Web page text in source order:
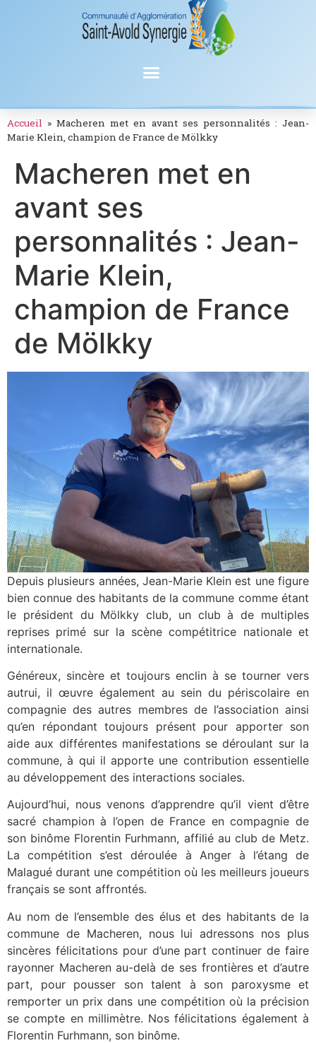
Accueil »Macheren met en avant ses personnalités : Jean-
Marie Klein, champion de France de Mölkky
Macheren met en
avant ses
personnalités : Jean-
Marie Klein,
champion de France
de Mölkky
Depuis plusieurs années, Jean-Marie Klein est une figure
bien connue des habitants de la commune comme étant
le président du Mölkky club, un club à de multiples
reprises primé sur la scène compétitrice nationale et
internationale.
Généreux, sincère et toujours enclin à se tourner vers
autrui, il œuvre également au sein du périscolaire en
compagnie des autres membres de l’association ainsi
qu’en répondant toujours présent pour apporter son
aide aux différentes manifestations se déroulant sur la
commune, à qui il apporte une contribution essentielle
au développement des interactions sociales.
Aujourd’hui, nous venons d’apprendre qu’il vient d’être
sacré champion à l’open de France en compagnie de
son binôme Florentin Furhmann, affilié au club de Metz.
La compétition s’est déroulée à Anger à l’étang de
Malagué durant une compétition où les meilleurs joueurs
français se sont affrontés.
Au nom de l’ensemble des élus et des habitants de la
commune de Macheren, nous lui adressons nos plus
sincères félicitations pour d’une part continuer de faire
rayonner Macheren au-delà de ses frontières et d’autre
part, pour pousser son talent à son paroxysme et
remporter un prix dans une compétition où la précision
se compte en millimètre. Nos félicitations également à
Florentin Furhmann, son binôme.